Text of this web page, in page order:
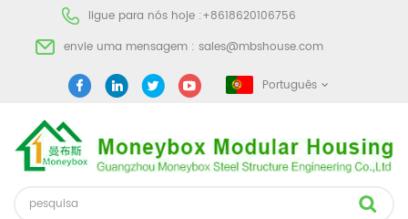
ligue para nós hoje :+8618620106756
envie uma mensagem : sales@mbshouse.com
Português